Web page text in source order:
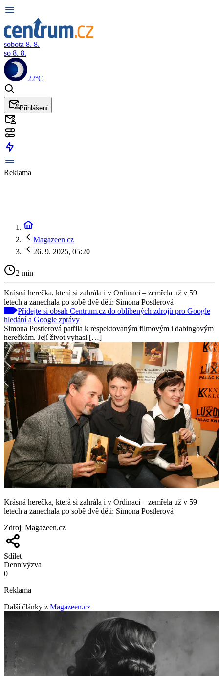
sobota 8. 8.
so 8. 8.
22°C
Přihlášení
Reklama
Magazeen.cz
26. 9. 2025, 05:20
2 min
Krásná herečka, která si zahrála i v Ordinaci – zemřela už v 59
letech a zanechala po sobě dvě děti: Simona Postlerová
Přidejte si obsah Centrum.cz do oblíbených zdrojů pro Google
hledání a Google zprávy
Simona Postlerová patřila k respektovaným filmovým i dabingovým
herečkám. Její život vyhasl […]
Krásná herečka, která si zahrála i v Ordinaci – zemřela už v 59
letech a zanechala po sobě dvě děti: Simona Postlerová
Zdroj: Magazeen.cz
Sdílet
Dennívýzva
0
Reklama
Další články z Magazeen.cz